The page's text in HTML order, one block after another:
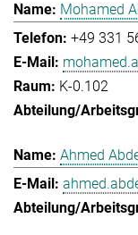
Mohamed
+49 331
K-0.102
Ahmed